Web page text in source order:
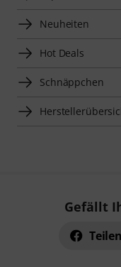
Neuheiten
Hot Deals
Schnäppchen
Gefällt
Teilen